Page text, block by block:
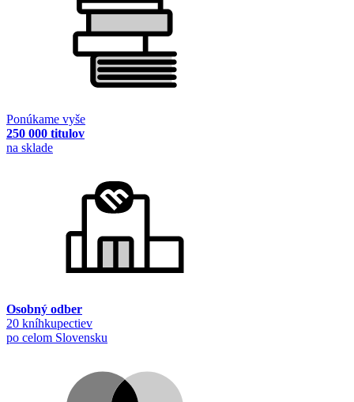
Ponúkame vyše
250 000 titulov
na sklade
Osobný odber
20 kníhkupectiev
po celom Slovensku